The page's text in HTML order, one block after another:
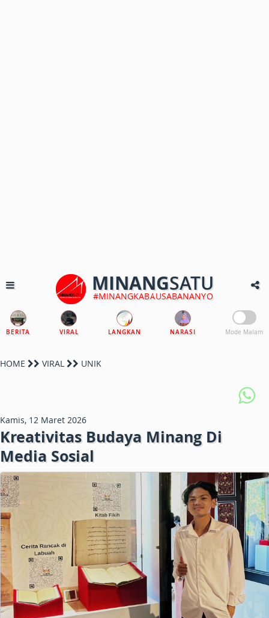
MINANGSATU
#MINANGKABAUSABANANYO
BERITA VIRAL LANGKAN NARASI Mode Malam
HOME VIRAL UNIK
Kamis, 12 Maret 2026
Kreativitas Budaya Minang Di
Media Sosial